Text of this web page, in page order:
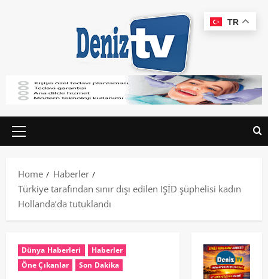
Home
Haberler
Türkiye tarafından sınır dışı edilen IŞİD şüphelisi kadın
Hollanda’da tutuklandı
Dünya Haberleri
Haberler
Öne Çıkanlar
Son Dakika
TR